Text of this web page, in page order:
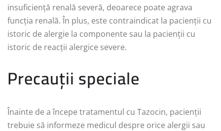
insuficiență renală severă, deoarece poate agrava
funcția renală. În plus, este contraindicat la pacienții cu
istoric de alergie la componente sau la pacienții cu
istoric de reacții alergice severe.
Precauții speciale
Înainte de a începe tratamentul cu Tazocin, pacienții
trebuie să informeze medicul despre orice alergii sau